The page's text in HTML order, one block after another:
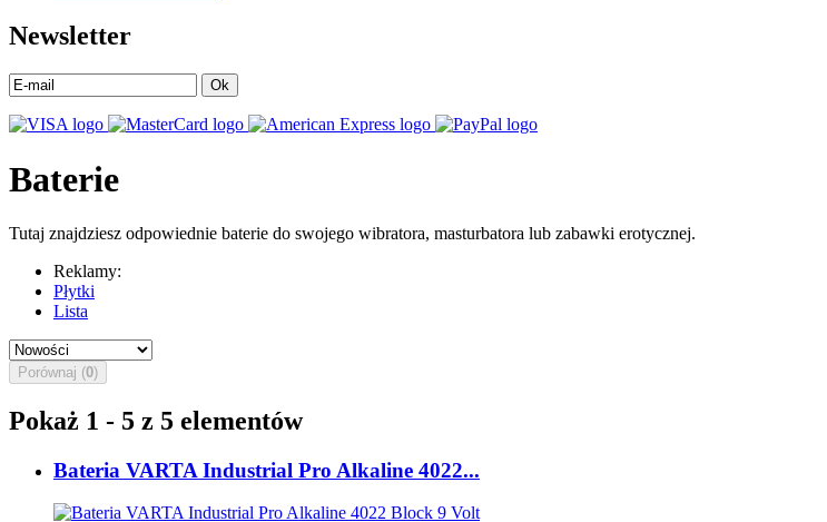
Newsletter
Ok
Baterie
Tutaj znajdziesz odpowiednie baterie do swojego wibratora, masturbatora lub zabawki erotycznej.
Reklamy:
Płytki
Lista
Porównaj (0)
Pokaż 1 - 5 z 5 elementów
Bateria VARTA Industrial Pro Alkaline 4022...